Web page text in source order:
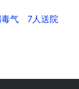
毒气 7人送院